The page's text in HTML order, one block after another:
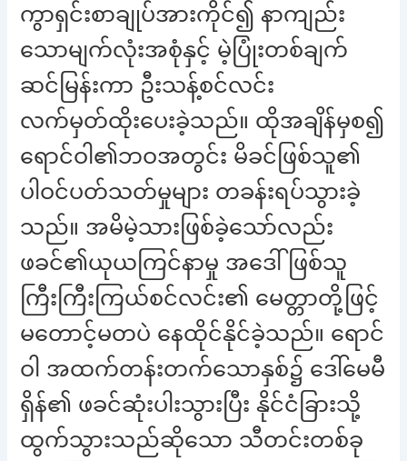
ကွာရှင်းစာချုပ်အားကိုင်၍ နာကျည်း
သောမျက်လုံးအစုံနှင့် မဲ့ပြုံးတစ်ချက်
ဆင်မြန်းကာ ဦးသန့်စင်လင်း
လက်မှတ်ထိုးပေးခဲ့သည်။ ထိုအချိန်မှစ၍
ရောင်ဝါ၏ဘဝအတွင်း မိခင်ဖြစ်သူ၏
ပါဝင်ပတ်သတ်မှုများ တခန်းရပ်သွားခဲ့
သည်။ အမိမဲ့သားဖြစ်ခဲ့သော်လည်း
ဖခင်၏ယုယကြင်နာမှု အဒေါ်ဖြစ်သူ
ကြီးကြီးကြယ်စင်လင်း၏ မေတ္တာတို့ဖြင့်
မတောင့်မတပဲ နေထိုင်နိုင်ခဲ့သည်။ ရောင်
ဝါ အထက်တန်းတက်သောနှစ်၌ ဒေါ်မေမီ
ရှိန်၏ ဖခင်ဆုံးပါးသွားပြီး နိုင်ငံခြားသို့
ထွက်သွားသည်ဆိုသော သီတင်းတစ်ခု